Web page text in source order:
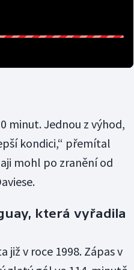
minut. Jednou z výhod,
kondici,“ přemítal
mohl po zranění od
která vyřadila
již v roce 1998. Zápas v